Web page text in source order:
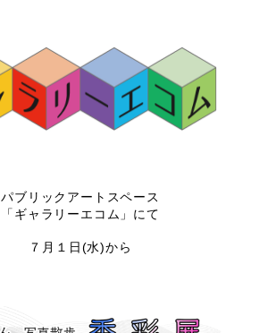
パブリックアートスペース
「ギャラリーエコム」にて
７月１ 日(水)から